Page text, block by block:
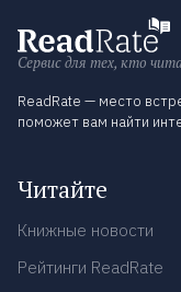
Сервис для тех, кто
ReadRate — место
поможет вам найти
Читайте
Книжные новости
Рейтинги ReadRate